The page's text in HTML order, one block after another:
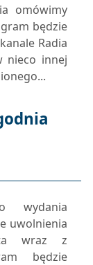
omówimy
będzie
Radia
nieco innej
wydania
uwolnienia
wraz z
będzie